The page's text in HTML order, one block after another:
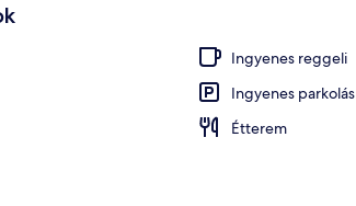
Ingyenes reggeli
Ingyenes parkolás
Étterem